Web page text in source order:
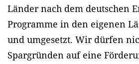
Länder nach dem deutschen
Programme in den eigenen
und umgesetzt. Wir dürfen
Spargründen auf eine